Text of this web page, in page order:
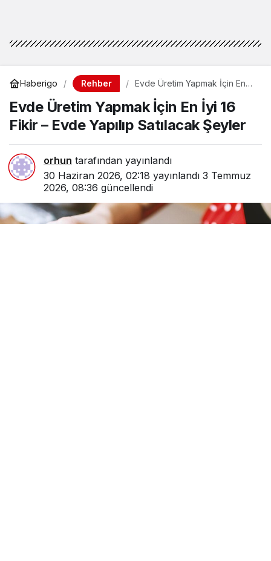
Haberigo Rehber
Evde Üretim Yapmak İçin En
Satılacak Şeyler
Evde Üretim Yapmak İçin En İyi 16
Fikir – Evde Yapılıp Satılacak Şeyler
orhun tarafından yayınlandı
30 Haziran 2026, 02:18 yayınlandı 3 Temmuz
2026, 08:36 güncellendi